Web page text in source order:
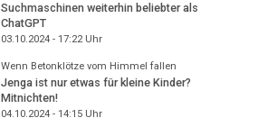
Suchmaschinen weiterhin beliebter als
ChatGPT
03.10.2024 - 17:22Uhr
Wenn Betonklötze vom Himmel fallen
Jenga ist nur etwas für kleine Kinder?
Mitnichten!
04.10.2024 - 14:15Uhr